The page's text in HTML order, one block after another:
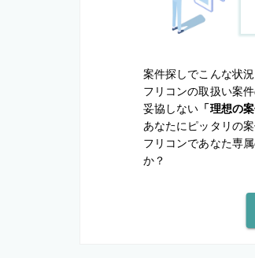
案件探しでこんな状
フリコンの取扱い案
妥協しない 「理想の案
あなたにピッタリの
フリコンであなた専
か？